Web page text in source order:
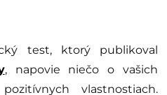
test, ktorý publikoval
, napovie niečo o vašich
vlastnostiach.